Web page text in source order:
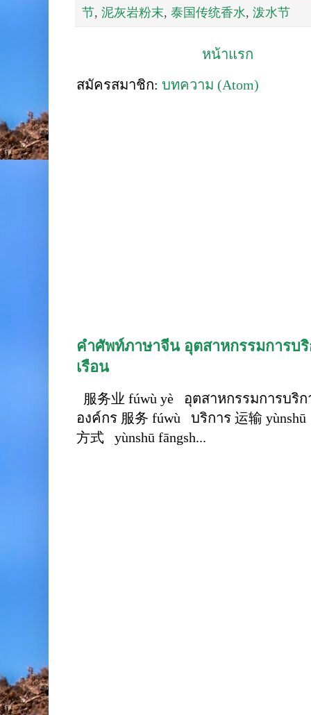
节, 泥灰岩粉末, 泰国传统香水, 泼水节
หน้าแรก
สมัครสมาชิก: บทความ (Atom)
คำศัพท์ภาษาจีน อุตสาหกรรมการบ
เรือน
服务业 fúwù yè อุตสาหกรรมการบริ
องค์กร 服务 fúwù บริการ 运输
方式 yùnshū fāngsh...